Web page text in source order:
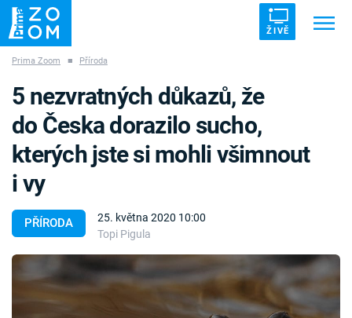
ŽIVĚ
ZÁHADY VETŘELCI DÁVNOVĚKU
Témata
Témata
Pořady
Prima Zoom ■ Příroda
PŘÍRODA
25. května 2020 10:00
Topi Pigula
5 nezvratných důkazů, že
do Česka dorazilo sucho,
kterých jste si mohli všimnout
i vy